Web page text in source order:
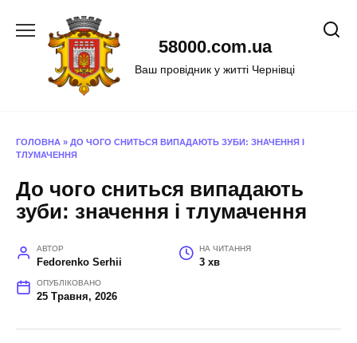
58000.com.ua
Ваш провідник у житті Чернівці
ГОЛОВНА » ДО ЧОГО СНИТЬСЯ ВИПАДАЮТЬ ЗУБИ: ЗНАЧЕННЯ І
ТЛУМАЧЕННЯ
До чого сниться випадають
зуби: значення і тлумачення
АВТОР
Fedorenko Serhii
НА ЧИТАННЯ
3 хв
ОПУБЛІКОВАНО
25 Травня, 2026